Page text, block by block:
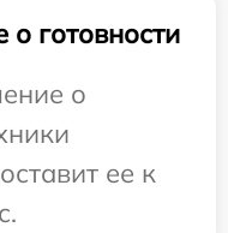
готовности
о
ее к